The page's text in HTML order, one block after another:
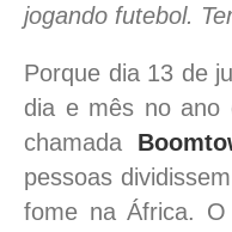
jogando futebol.
Porque dia 13 de
dia e mês no ano
chamada
pessoas
fome na África. O